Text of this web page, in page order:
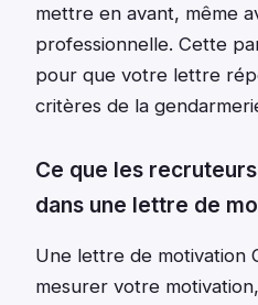
mettre en avant, même
professionnelle. Cette
pour que votre lettre
critères de la
Ce que les
dans une lettre de
Une lettre de motivation
mesurer votre